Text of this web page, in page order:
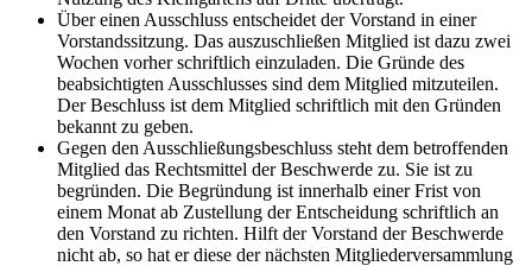
Über einen Ausschluss entscheidet der Vorstand in einer
Vorstandssitzung. Das auszuschließen Mitglied ist dazu zwei
Wochen vorher schriftlich einzuladen. Die Gründe des
beabsichtigten Ausschlusses sind dem Mitglied mitzuteilen.
Der Beschluss ist dem Mitglied schriftlich mit den Gründen
bekannt zu geben.
Gegen den Ausschließungsbeschluss steht dem betroffenden
Mitglied das Rechtsmittel der Beschwerde zu. Sie ist zu
begründen. Die Begründung ist innerhalb einer Frist von
einem Monat ab Zustellung der Entscheidung schriftlich an
den Vorstand zu richten. Hilft der Vorstand der Beschwerde
nicht ab, so hat er diese der nächsten Mitgliederversammlung